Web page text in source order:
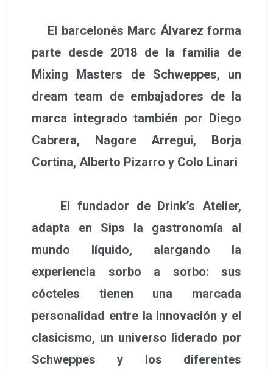
El barcelonés Marc Álvarez forma
parte desde 2018 de la familia de
Mixing Masters de Schweppes, un
dream team de embajadores de la
marca integrado también por Diego
Cabrera, Nagore Arregui, Borja
Cortina, Alberto Pizarro y Colo Linari
El fundador de Drink’s Atelier,
adapta en Sips la gastronomía al
mundo líquido, alargando la
experiencia sorbo a sorbo: sus
cócteles tienen una marcada
personalidad entre la innovación y el
clasicismo, un universo liderado por
Schweppes y los diferentes